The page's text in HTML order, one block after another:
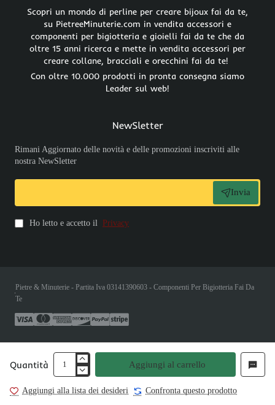
Quantità Aggiungi al carrello
Aggiungi alla lista dei desideri Confronta questo prodotto
Scopri un mondo di perline per creare bijoux fai da te,
su PietreeMinuterie.com in vendita accessori e
componenti per bigiotteria e gioielli fai da te che da
oltre 15 anni ricerca e mette in vendita accessori per
creare collane, bracciali e orecchini fai da te!
Con oltre 10.000 prodotti in pronta consegna siamo
Leader sul web!
NewSletter
Rimani Aggiornato delle novità e delle promozioni inscriviti alle
nostra NewSletter
Invia
Ho letto e accetto il Privacy
Pietre & Minuterie - Partita Iva 03141390603 - Componenti Per Bigiotteria Fai Da
Te